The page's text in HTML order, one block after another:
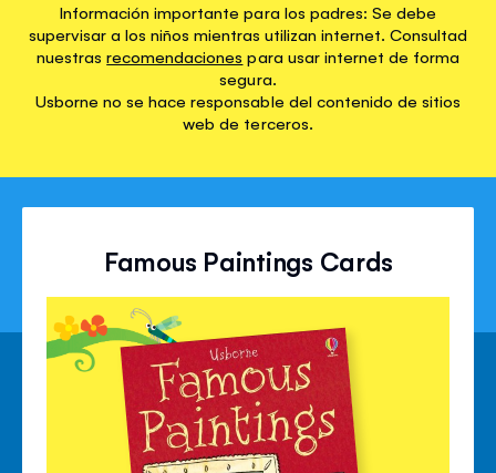
Información importante para los padres: Se debe
supervisar a los niños mientras utilizan internet. Consultad
nuestrasrecomendaciones para usar internet de forma
segura.
Usborne no se hace responsable del contenido de sitios
web de terceros.
Famous Paintings Cards